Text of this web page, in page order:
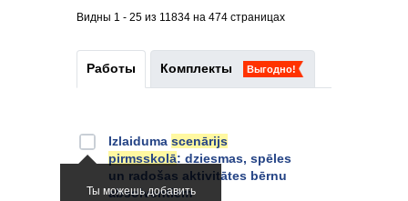
Видны 1 - 25 из 11834 на 474 страницах
Работы Комплекты Выгодно!
Ты можешь добавить
Izlaiduma scenārijs
pirmsskolā: dziesmas, spēles
un radošas aktivitātes bērnu
absolventiem